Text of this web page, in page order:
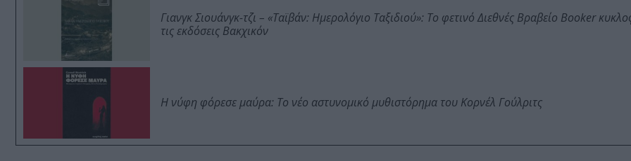
Γιανγκ Σιουάνγκ-τζι – «Ταϊβάν: Ημερολόγιο Ταξιδιού»: Το φετινό Διεθνές Βραβείο Booker
τις εκδόσεις Βακχικόν
Η νύφη φόρεσε μαύρα: Το νέο αστυνομικό μυθιστόρημα του Κορνέλ Γούλριτς